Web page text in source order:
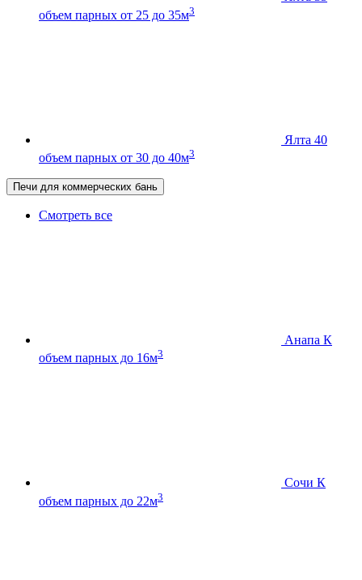
объем парных от 25 до 35м3
Ялта 40
объем парных от 30 до 40м3
Печи для коммерческих бань
Смотреть все
Анапа К
объем парных до 16м3
Сочи К
объем парных до 22м3